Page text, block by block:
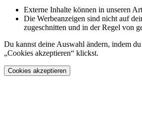
Externe Inhalte können in unseren
Die Werbeanzeigen sind nicht auf
zugeschnitten und in der Regel von
Du kannst deine Auswahl ändern, indem
„Cookies akzeptieren“ klickst.
Cookies akzeptieren